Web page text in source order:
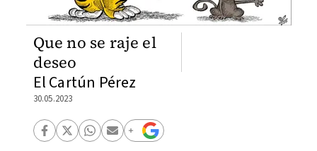
Que no se raje el
deseo
El Cartún Pérez
30.05.2023